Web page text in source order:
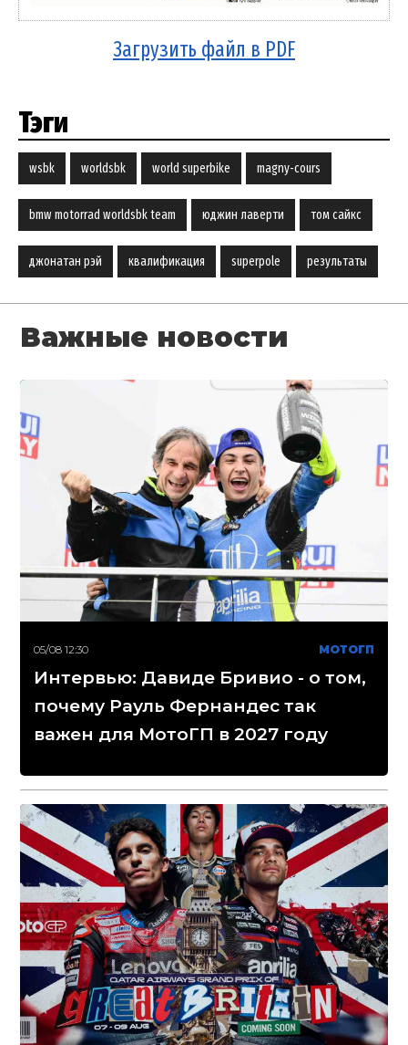
Загрузить файл в PDF
Тэги
wsbk worldsbk world superbike magny-cours
bmw motorrad worldsbk team юджин лаверти том сайкс
джонатан рэй квалификация superpole результаты
Важные новости
05/08 12:30 МОТОГП
Интервью: Давиде Бривио - о том,
почему Рауль Фернандес так
важен для МотоГП в 2027 году